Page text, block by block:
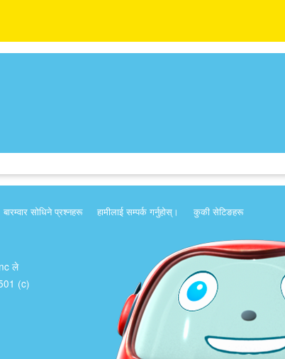
बारम्वार साेधिने प्रश्नहरू हामीलाई सम्पर्क गर्नुहोस्। कुकी सेटिङहरू
ले
(c)